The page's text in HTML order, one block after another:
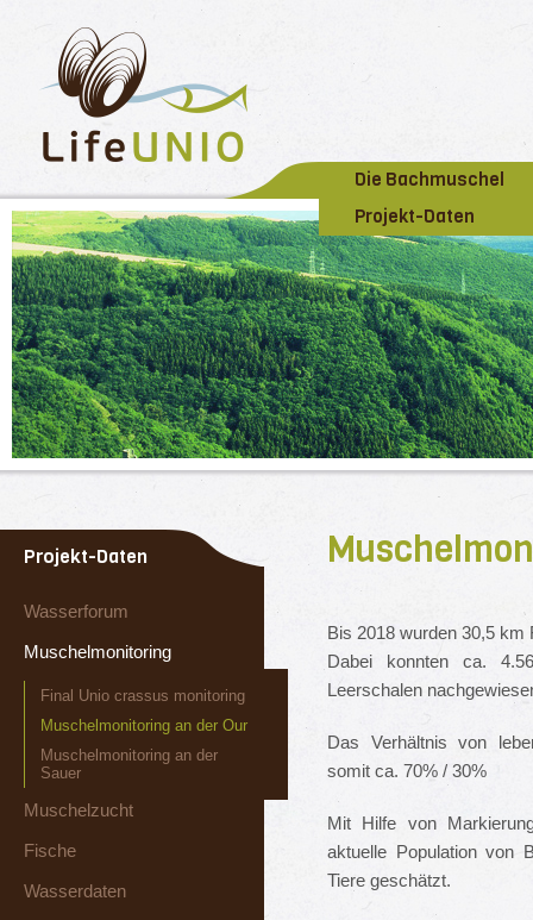
Die Bachmuschel
Projekt-Daten
Projekt-Daten
Wasserforum
Muschelmonitoring
Final Unio crassus monitoring
Muschelmonitoring an der Our
Muschelmonitoring an der
Sauer
Muschelzucht
Fische
Wasserdaten
Bis 2018 wurden 30,5
Dabei konnten ca.
Leerschalen
Das Verhältnis von
somit ca. 70% / 30%
Mit Hilfe von
aktuelle Population von
Tiere geschätzt.